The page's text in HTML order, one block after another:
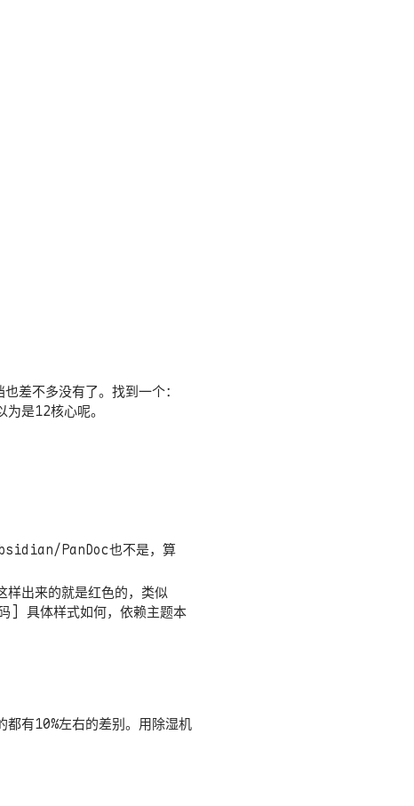
差不多没有了。找到一个：
是12核心呢。
PanDoc也不是，算
出来的就是红色的，类似
具体样式如何，依赖主题本
都有10%左右的差别。用除湿机